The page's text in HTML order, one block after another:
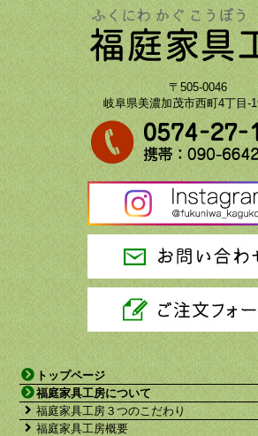
〒505-0046
岐阜県美濃加茂市西町4丁目-
トップページ
福庭家具工房について
福庭家具工房３つのこだわり
福庭家具工房概要